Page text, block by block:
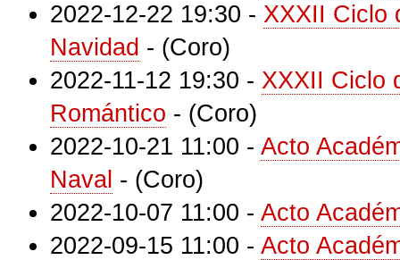
2022-12-22 19:30 - XXXII Ciclo
Navidad - (Coro)
2022-11-12 19:30 - XXXII Ciclo
Romántico - (Coro)
2022-10-21 11:00 - Acto
Naval - (Coro)
2022-10-07 11:00 - Acto
2022-09-15 11:00 - Acto